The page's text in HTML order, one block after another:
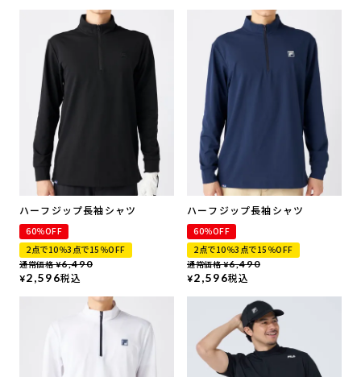
ハーフジップ長袖シャツ
60％OFF
2点で10％3点で15％OFF
通常価格 ¥6,490
¥2,596税込
ハーフジップ長袖シャツ
60％OFF
2点で10％3点で15％OFF
通常価格 ¥6,490
¥2,596税込